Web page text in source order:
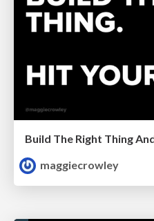
Build The Right Thing
maggiecrowley